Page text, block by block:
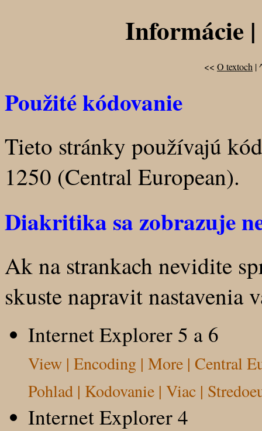
Informácie
<< O textoch |
Použité kódovanie
Tieto stránky používajú
1250 (Central European).
Diakritika sa zobrazuje
Ak na strankach nevidite
skuste napravit nastavenia
Internet Explorer 5 a 6
View | Encoding | More | Central
Pohlad | Kodovanie | Viac |
Internet Explorer 4